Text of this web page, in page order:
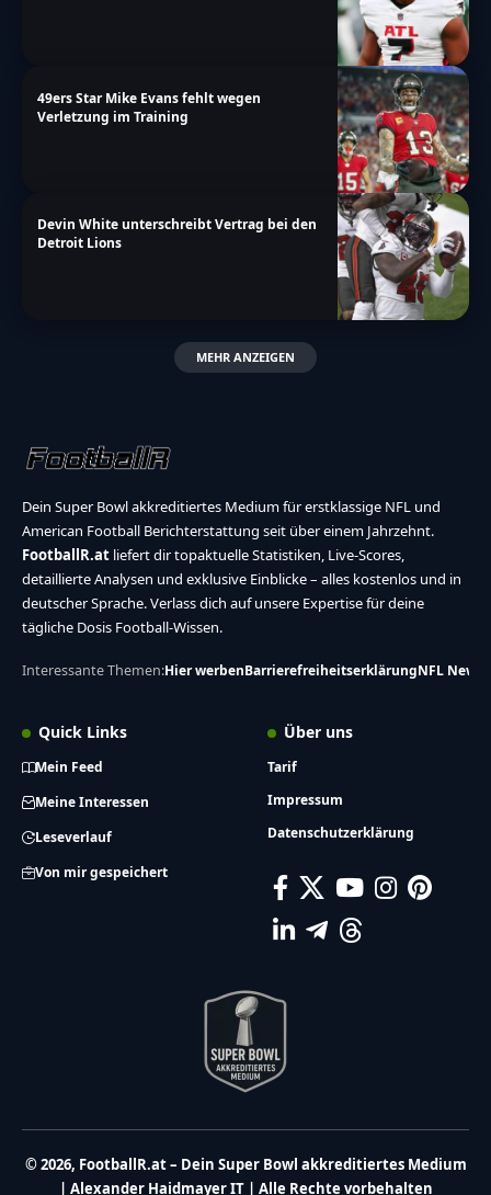
49ers Star Mike Evans fehlt wegen
Verletzung im Training
Devin White unterschreibt Vertrag bei den
Detroit Lions
MEHR ANZEIGEN
Dein Super Bowl akkreditiertes Medium für erstklassige NFL und
American Football Berichterstattung seit über einem Jahrzehnt.
FootballR.at liefert dir topaktuelle Statistiken, Live-Scores,
detaillierte Analysen und exklusive Einblicke – alles kostenlos und in
deutscher Sprache. Verlass dich auf unsere Expertise für deine
tägliche Dosis Football-Wissen.
Interessante Themen:Hier werbenBarrierefreiheitserklärungNFL News
Quick Links
Mein Feed
Meine Interessen
Leseverlauf
Von mir gespeichert
Über uns
Tarif
Impressum
Datenschutzerklärung
© 2026, FootballR.at – Dein Super Bowl akkreditiertes Medium
| Alexander Haidmayer IT | Alle Rechte vorbehalten